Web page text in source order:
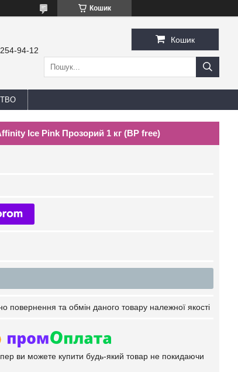
Кошик
94-12
Кошик
Ice Pink Прозорий 1 кг (BP free)
повернення та обмін даного товару належної якості
ви можете купити будь-який товар не покидаючи